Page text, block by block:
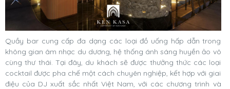
Quầy bar cung cấp đa dạng các loại đồ uống hấp dẫn trong
không gian âm nhạc du dương, hệ thống ánh sáng huyền ảo vô
cùng thư thái. Tại đây, du khách sẽ được thưởng thức các loại
cocktail được pha chế một cách chuyên nghiệp, kết hợp với giai
điệu của DJ xuất sắc nhất Việt Nam, với các chương trình và